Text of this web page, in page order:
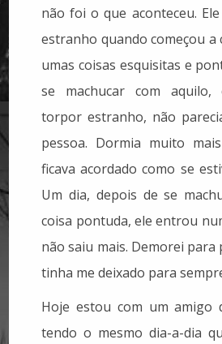
não foi o que aconteceu.
estranho quando começou a
umas coisas esquisitas e
se machucar com aquilo,
torpor estranho, não
pessoa. Dormia muito
ficava acordado como se
Um dia, depois de se
coisa pontuda, ele entrou
não saiu mais. Demorei para
tinha me deixado para
Hoje estou com um amigo
tendo o mesmo dia-a-dia